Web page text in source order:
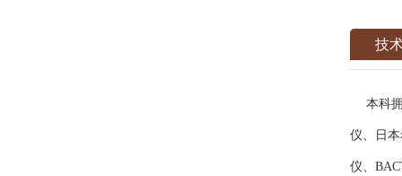
技
本科拥
仪、日
仪、